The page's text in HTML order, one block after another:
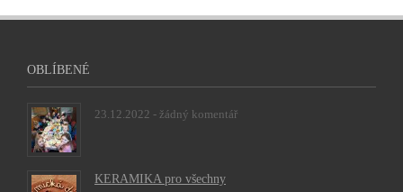
OBLÍBENÉ
23.12.2022 - žádný komentář
KERAMIKA pro všechny